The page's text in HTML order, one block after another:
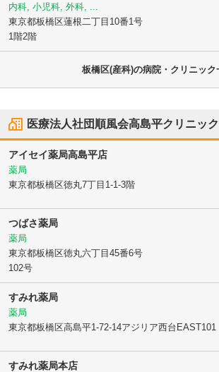
内科, 小児科, 外科, ...
東京都板橋区蓮根二丁目10番1号
1階2階
板橋区(産科)の病院・クリニック
医療法人社団順風会高島平クリニック
アイセイ薬局高島平店
薬局
東京都板橋区徳丸7丁目1-1-3階
つばさ薬局
薬局
東京都板橋区徳丸六丁目45番6号
102号
すみれ薬局
薬局
東京都板橋区高島平1-72-14アジリア西台EAST101
すみれ薬局本店